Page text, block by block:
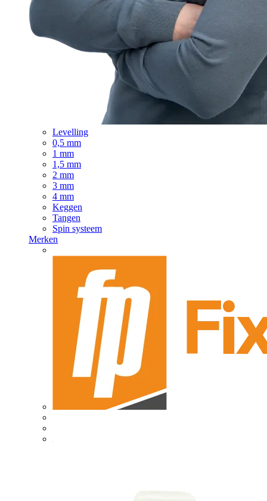
Levelling
0,5 mm
1 mm
1,5 mm
2 mm
3 mm
4 mm
Keggen
Tangen
Spin systeem
Merken